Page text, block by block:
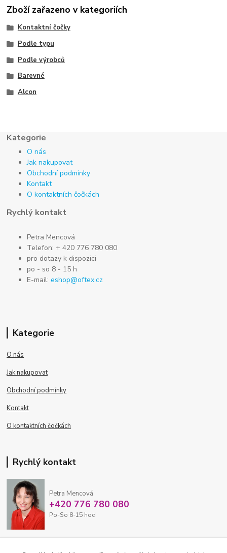
Zboží zařazeno v kategoriích
Kontaktní čočky
Podle typu
Podle výrobců
Barevné
Alcon
Kategorie
O nás
Jak nakupovat
Obchodní podmínky
Kontakt
O kontaktních čočkách
Rychlý kontakt
Petra Mencová
Telefon: + 420 776 780 080
pro dotazy k dispozici
po - so 8 - 15 h
E-mail:eshop@oftex.cz
Kategorie
O nás
Jak nakupovat
Obchodní podmínky
Kontakt
O kontaktních čočkách
Rychlý kontakt
Petra Mencová
+420 776 780 080
Po-So 8-15 hod